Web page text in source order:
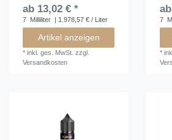
ab 13,02 € *
7 Milliliter | 1.978,57 € / Liter
Artikel anzeigen
*inkl. ges. MwSt. zzgl.
Versandkosten
7
*